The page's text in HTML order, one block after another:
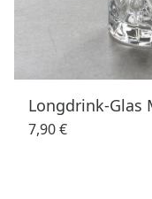
Longdrink-Glas
7,90 €